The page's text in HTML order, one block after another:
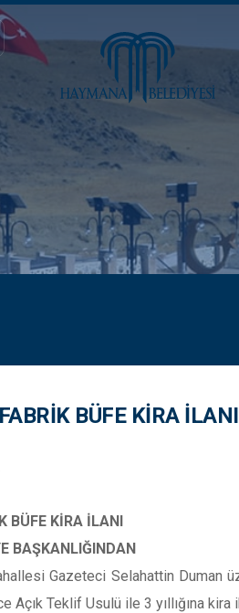
BÜFE KİRA İLANI
BÜFE KİRA İLANI
BAŞKANLIĞINDAN
Gazeteci Selahattin Duman
Teklif Usulü ile 3 yıllığına kira